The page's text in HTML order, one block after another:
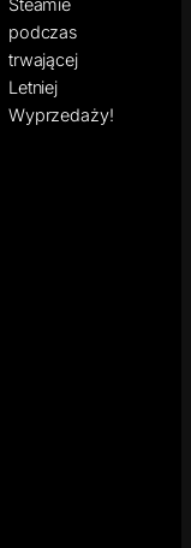
podczas
trwającej
Letniej
Wyprzedaży!